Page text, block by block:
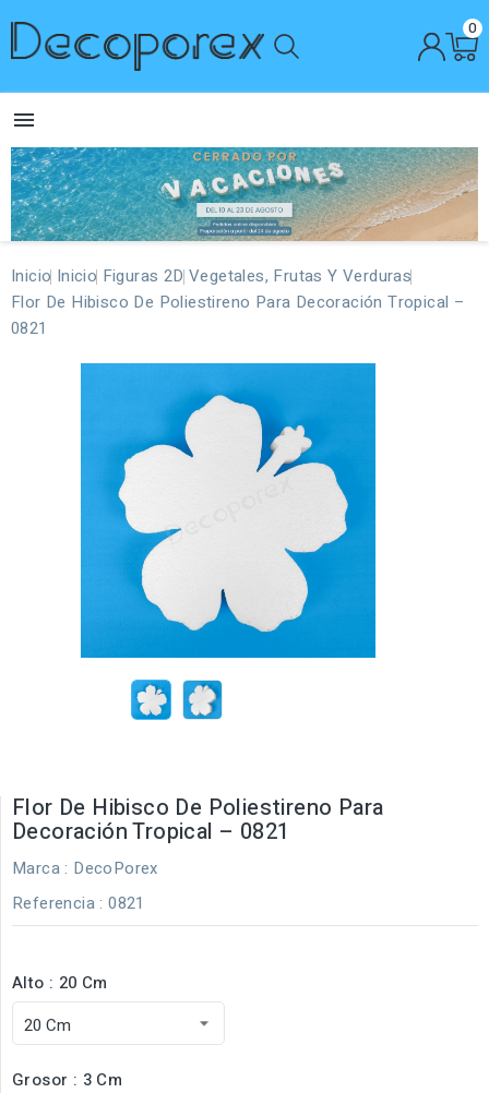
0

Inicio Inicio Figuras 2D Vegetales, Frutas Y Verduras
Flor De Hibisco De Poliestireno Para Decoración Tropical –
0821
Flor De Hibisco De Poliestireno Para
Decoración Tropical – 0821
Marca : DecoPorex
Referencia : 0821
Alto : 20 Cm
Grosor : 3 Cm